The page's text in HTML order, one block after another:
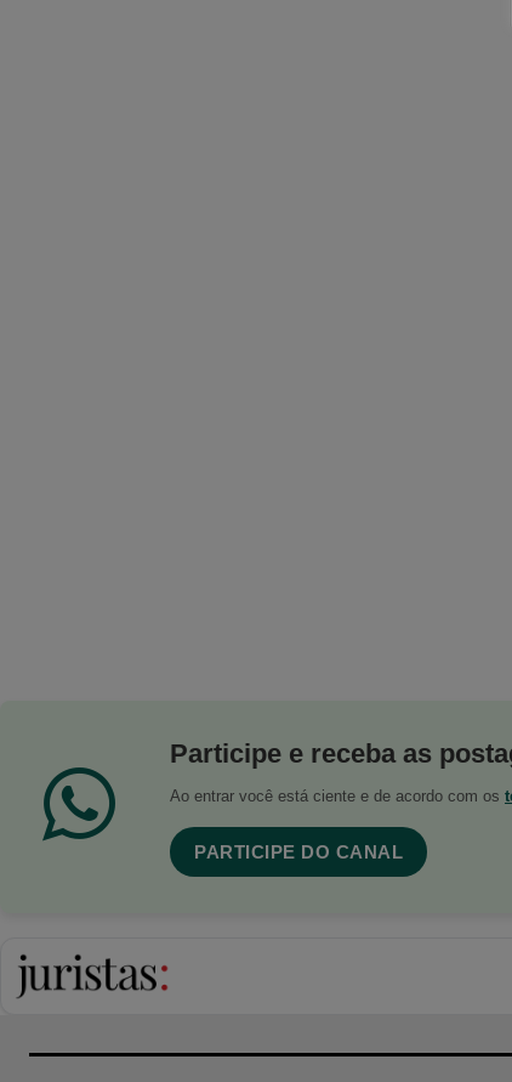
Participe e receba as
Ao entrar você está ciente e de acordo com os
PARTICIPE DO CANAL